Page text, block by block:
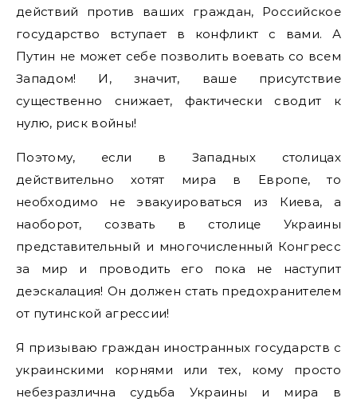
действий против ваших граждан, Российское
государство вступает в конфликт с вами. А
Путин не может себе позволить воевать со всем
Западом! И, значит, ваше присутствие
существенно снижает, фактически сводит к
нулю, риск войны!
Поэтому, если в Западных столицах
действительно хотят мира в Европе, то
необходимо не эвакуироваться из Киева, а
наоборот, созвать в столице Украины
представительный и многочисленный Конгресс
за мир и проводить его пока не наступит
деэскалация! Он должен стать предохранителем
от путинской агрессии!
Я призываю граждан иностранных государств с
украинскими корнями или тех, кому просто
небезразлична судьба Украины и мира в